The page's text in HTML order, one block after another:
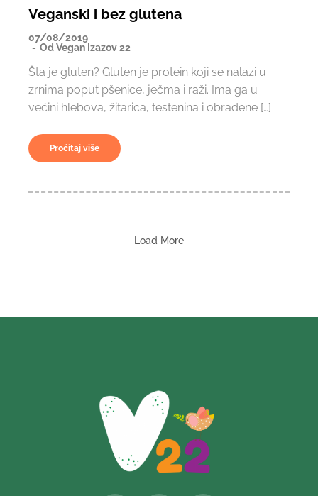
Veganski i bez glutena
07/08/2019
OdVegan Izazov 22
Šta je gluten? Gluten je protein koji se nalazi u
zrnima poput pšenice, ječma i raži. Ima ga u
većini hlebova, žitarica, testenina i obrađene […]
Pročitaj više
Load More